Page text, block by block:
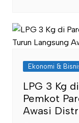
Ekonomi &
LPG 3 Kg
Pemkot
Awasi